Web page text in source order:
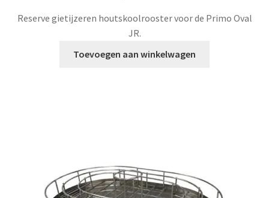
Reserve gietijzeren houtskoolrooster voor de Primo Oval
JR.
Toevoegen aan winkelwagen